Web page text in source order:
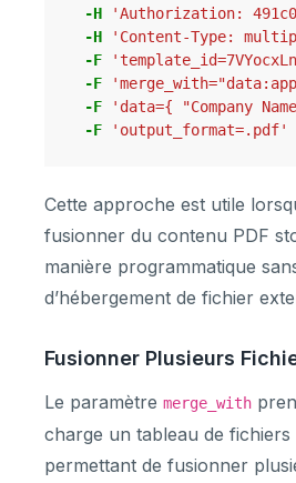
-H
'Authorization:
-H
'Content-Type:
-F
-F
-F
'data={ "Company
-F
'output_format=.pdf'
Cette approche est utile
fusionner du contenu PDF
manière programmatique
d’hébergement de fichier
Fusionner Plusieurs
Le paramètre merge_with
charge un tableau de fichiers
permettant de fusionner